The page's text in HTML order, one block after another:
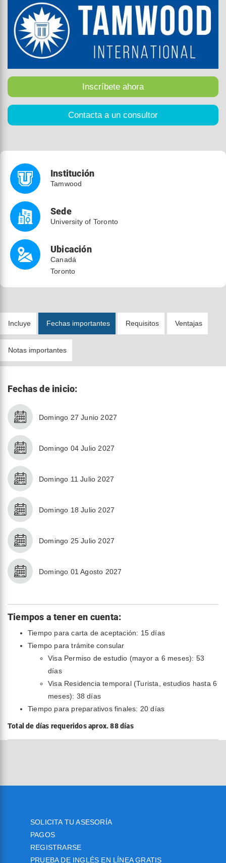
Institución
Tamwood
Sede
University of Toronto
Ubicación
Canadá
Toronto
Incluye Fechas importantes Requisitos Ventajas
Notas importantes
Fechas de inicio:
Domingo 27 Junio 2027
Domingo 04 Julio 2027
Domingo 11 Julio 2027
Domingo 18 Julio 2027
Domingo 25 Julio 2027
Domingo 01 Agosto 2027
Tiempos a tener en cuenta:
Tiempo para carta de aceptación: 15 días
Tiempo para trámite consular
Visa Permiso de estudio (mayor a 6 meses): 53
días
Visa Residencia temporal (Turista, estudios hasta 6
meses): 38 días
Tiempo para preparativos finales: 20 días
Total de días requeridos aprox. 88 días
SOLICITA TU ASESORÍA
PAGOS
REGISTRARSE
PRUEBA DE INGLÉS EN LÍNEA GRATIS